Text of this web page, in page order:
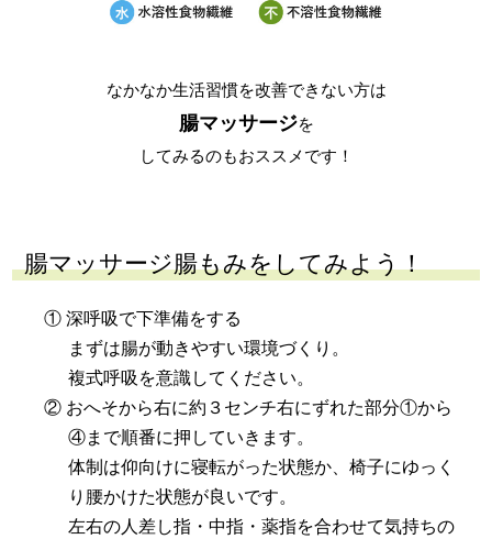
なかなか生活習慣を改善できない方は
腸マッサージを
してみるのもおススメです！
腸マッサージ腸もみをしてみよう！
① 深呼吸で下準備をする
まずは腸が動きやすい環境づくり。
複式呼吸を意識してください。
② おへそから右に約３センチ右にずれた部分①から
④まで順番に押していきます。
体制は仰向けに寝転がった状態か、椅子にゆっく
り腰かけた状態が良いです。
左右の人差し指・中指・薬指を合わせて気持ちの